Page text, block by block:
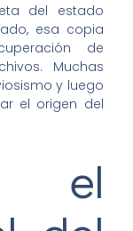
del estado
esa copia
de
Muchas
y luego
el origen del
el